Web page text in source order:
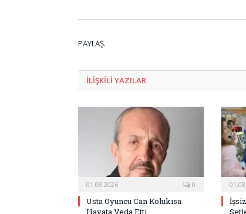
PAYLAŞ.
ILIŞKILI YAZILAR
01.08.2026 0
Usta Oyuncu Can Kolukısa
Hayata Veda Etti